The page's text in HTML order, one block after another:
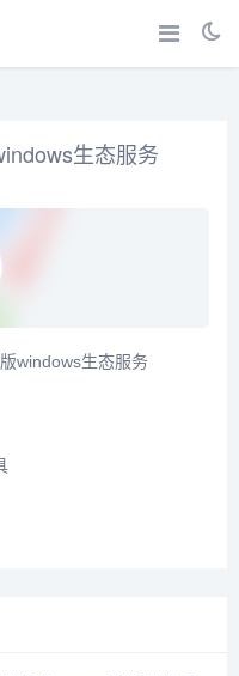
生态服务
windows生态服务